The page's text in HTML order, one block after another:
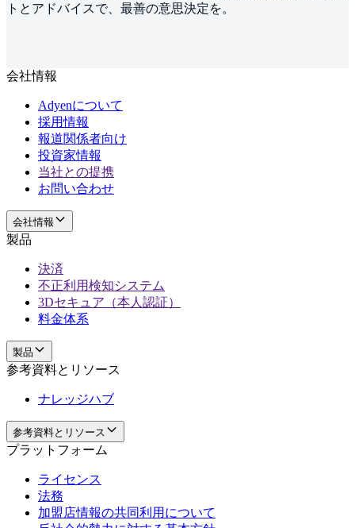
トとアドバイスで、最善の意思決定を。
会社情報
Adyenについて
採用情報
報道関係者向け
投資家情報
当社との提携
お問い合わせ
会社情報
製品
決済
不正利用検知システム
3Dセキュア（本人認証）
料金体系
製品
参考資料とリソース
ナレッジハブ
参考資料とリソース
プラットフォーム
ライセンス
法務
加盟店情報の共同利用について